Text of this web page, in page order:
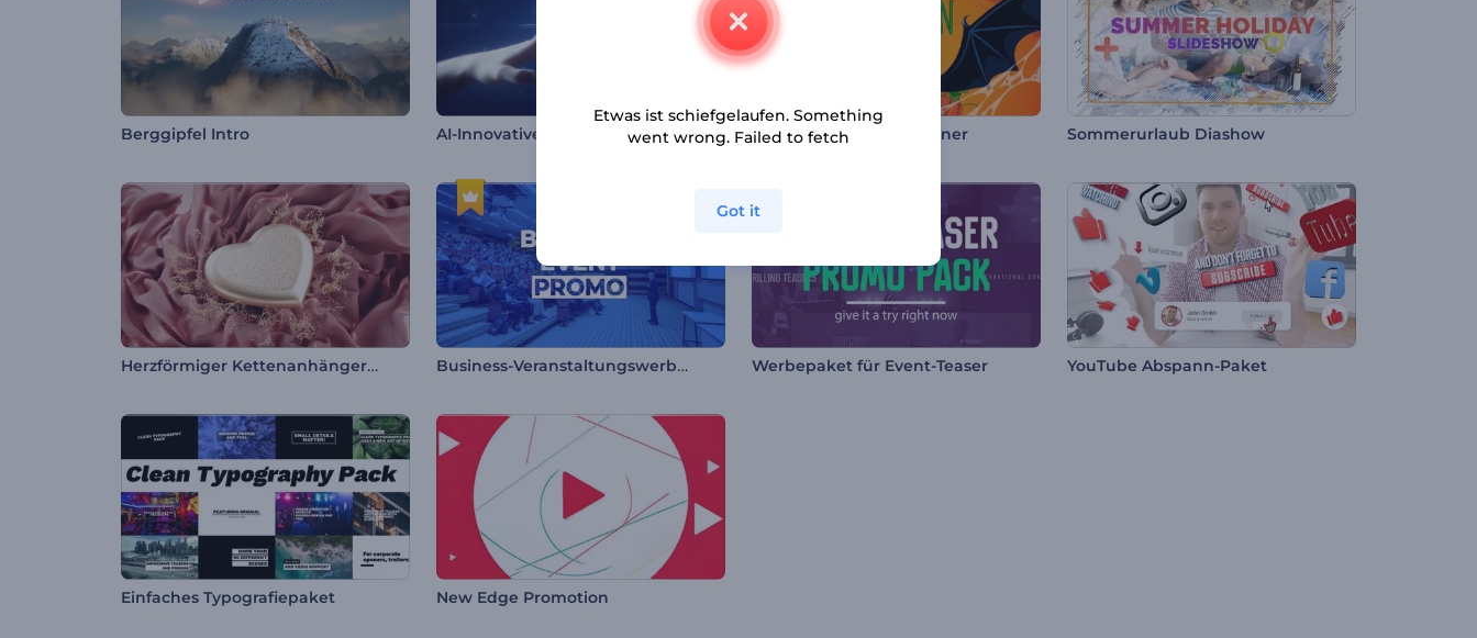
Berggipfel Intro AI-Innovativer Opener Ghostly Halloween Opener Sommerurlaub Diashow
Herzförmiger Kettenanhänger Intro Business-Veranstaltungswerbung Werbepaket für Event-Teaser YouTube Abspann-Paket
Einfaches Typografiepaket New Edge Promotion
Etwas ist schiefgelaufen. Something
went wrong. Failed to fetch
Got it